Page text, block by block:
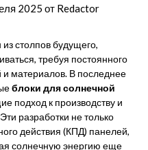
2025 от Redactor
столпов будущего,
требуя постоянного
и материалов. В последнее
блоки для солнечной
подход к производству и
разработки не только
действия (КПД) панелей,
солнечную энергию еще